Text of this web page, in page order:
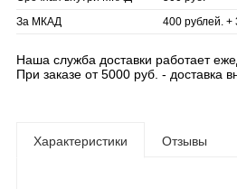
За МКАД
400 рублей. +
Наша служба доставки работает
При заказе от 5000 руб. - доставка
Характеристики Отзывы